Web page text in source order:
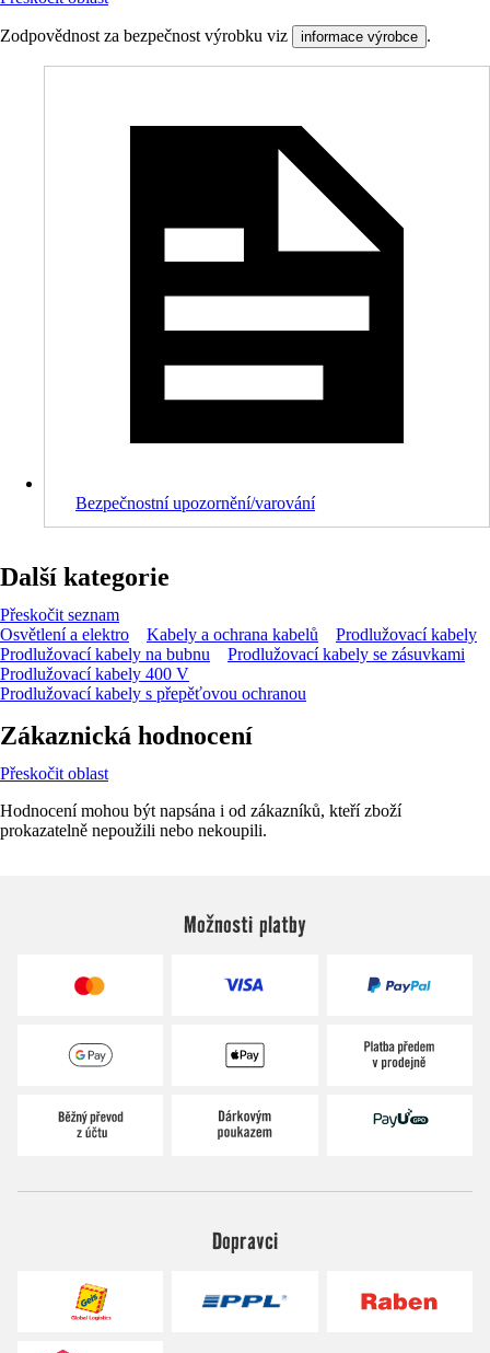
Zodpovědnost za bezpečnost výrobku viz informace výrobce .
Bezpečnostní upozornění/varování
Další kategorie
Přeskočit seznam
Osvětlení a elektro
Kabely a ochrana kabelů
Prodlužovací kabely
Prodlužovací kabely na bubnu
Prodlužovací kabely se zásuvkami
Prodlužovací kabely 400 V
Prodlužovací kabely s přepěťovou ochranou
Zákaznická hodnocení
Přeskočit oblast
Hodnocení mohou být napsána i od zákazníků, kteří zboží
prokazatelně nepoužili nebo nekoupili.
Možnosti platby
Dopravci